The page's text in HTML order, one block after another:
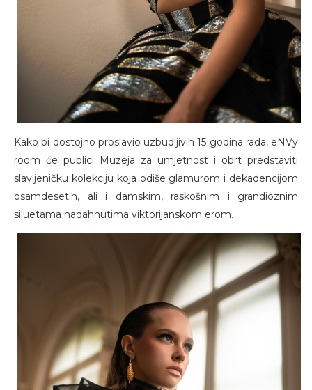
Kako bi dostojno proslavio uzbudljivih 15 godina rada, eNVy
room će publici Muzeja za umjetnost i obrt predstaviti
slavljeničku kolekciju koja odiše glamurom i dekadencijom
osamdesetih, ali i damskim, raskošnim i grandioznim
siluetama nadahnutima viktorijanskom erom.